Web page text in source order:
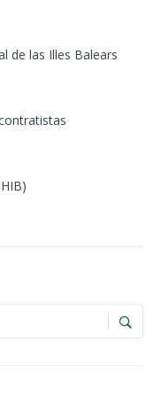
de las Illes Balears